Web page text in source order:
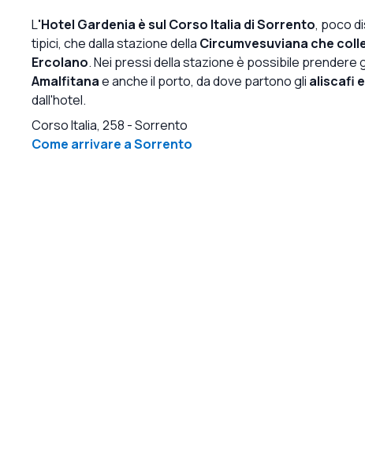
rilassante area piscina che funge da oasi perfetta
dopo una giornata di esplorazione. ​Non avremmo
potuto chiedere un'ospitalità migliore e
cercheremo sicuramente di soggiornare di nuovo
qui!
L'Hotel Gardenia è sul Corso Italia di Sorrento, poco
tipici, che dalla stazione della Circumvesuviana che
Ercolano. Nei pressi della stazione è possibile prendere
Amalfitanae anche il porto, da dove partono gli aliscafi
dall'hotel.
Corso Italia, 258 -Sorrento
Come arrivare a Sorrento